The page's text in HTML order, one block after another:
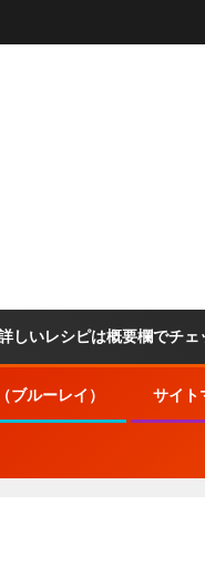
は概要欄でチェック！ #
ブルーレイ） サイト